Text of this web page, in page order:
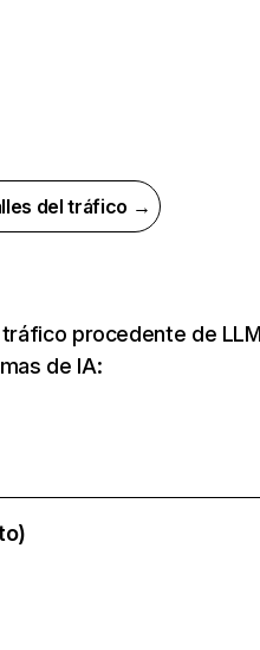
del tráfico →
procedente de
de IA: